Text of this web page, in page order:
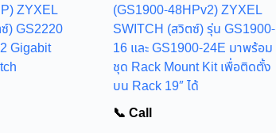
ZYXEL
) GS2220
Gigabit
(GS1900-48HPv2) ZYXEL
SWITCH (สวิตซ์) รุ่น GS1900-
16 และ GS1900-24E มาพร้อม
ชุด Rack Mount Kit เพื่อติดตั้ง
บน Rack 19″ ได้
📞 Call